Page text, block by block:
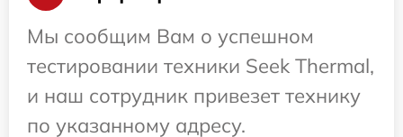
Мы сообщим Вам о успешном
тестировании техники Seek Thermal,
и наш сотрудник привезет технику
по указанному адресу.